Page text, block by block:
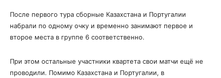
После первого тура сборные Казахстана и Португалии
набрали по одному очку и временно занимают первое и
второе места в группе 6 соответственно.
При этом остальные участники квартета свои матчи ещё не
проводили. Помимо Казахстана и Португалии, в